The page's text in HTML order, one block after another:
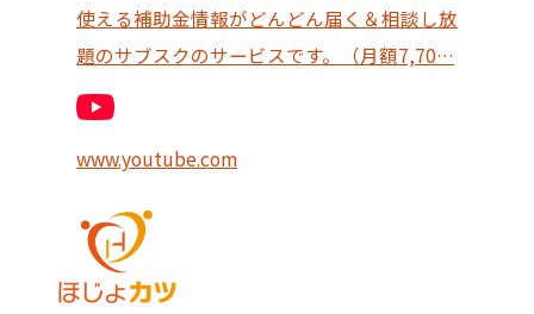
使える補助金情報がどんどん届く＆相談し放
題のサブスクのサービスです。（月額7,70…
www.youtube.com